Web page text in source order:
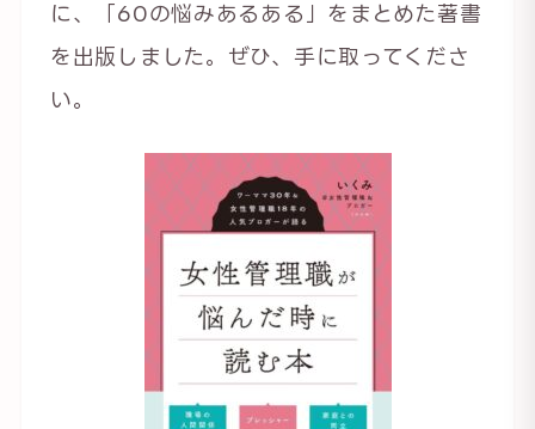
に、「60の悩みあるある」をまとめた著書
を出版しました。ぜひ、手に取ってくださ
い。